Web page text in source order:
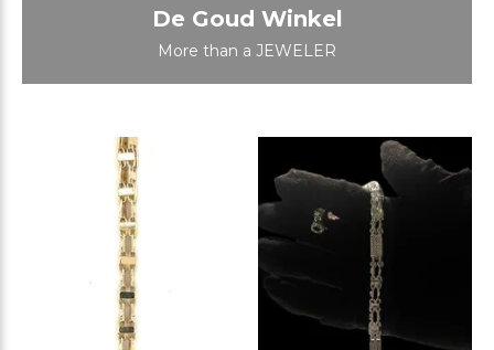
De Goud Winkel
More than a JEWELER